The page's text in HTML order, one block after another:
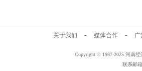
关于我们 - 媒体合作 - 广
Copyright © 1987-2025 河南
联系邮